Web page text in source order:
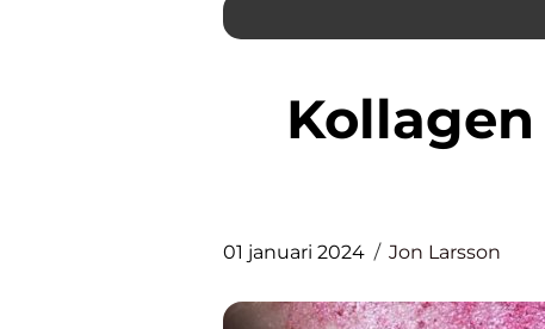
Kollagen Hud: En grundlig
01 januari 2024 Jon Larsson